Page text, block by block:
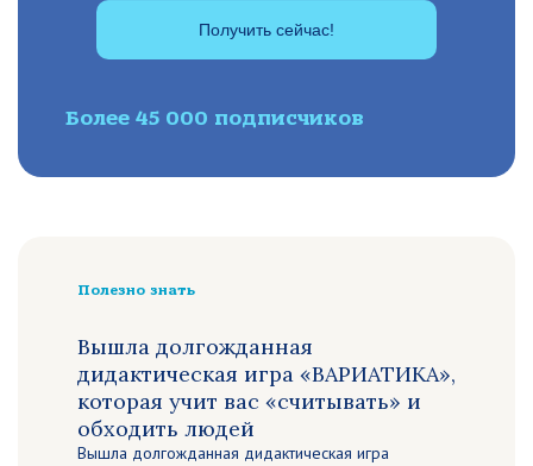
Получить сейчас!
Более 45 000 подписчиков
Полезно знать
Вышла долгожданная
дидактическая игра «ВАРИАТИКА»,
которая учит вас «считывать» и
обходить людей
Вышла долгожданная дидактическая игра